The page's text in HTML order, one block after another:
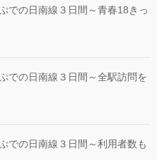
での日南線３日間～青春18きっ
での日南線３日間～全駅訪問を
での日南線３日間～利用者数も